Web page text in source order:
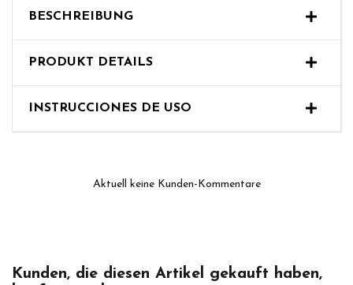
BESCHREIBUNG
PRODUKT DETAILS
Aktuell keine Kunden-Kommentare
Kunden, die diesen Artikel gekauft haben,